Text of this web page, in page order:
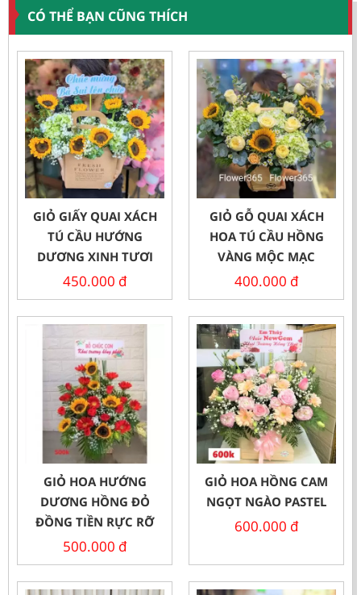
CÓ THỂ BẠN CŨNG THÍCH
GIỎ GIẤY QUAI XÁCH
TÚ CẦU HƯỚNG
DƯƠNG XINH TƯƠI
450.000 đ
GIỎ GỖ QUAI XÁCH
HOA TÚ CẦU HỒNG
VÀNG MỘC MẠC
400.000 đ
GIỎ HOA HƯỚNG
DƯƠNG HỒNG ĐỎ
ĐỒNG TIỀN RỰC RỠ
500.000 đ
GIỎ HOA HỒNG CAM
NGỌT NGÀO PASTEL
600.000 đ